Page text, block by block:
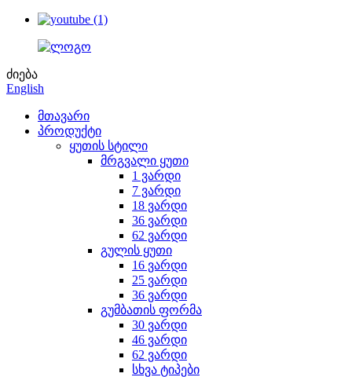
ძიება
English
მთავარი
პროდუქტი
ყუთის სტილი
მრგვალი ყუთი
1 ვარდი
7 ვარდი
18 ვარდი
36 ვარდი
62 ვარდი
გულის ყუთი
16 ვარდი
25 ვარდი
36 ვარდი
გუმბათის ფორმა
30 ვარდი
46 ვარდი
62 ვარდი
სხვა ტიპები